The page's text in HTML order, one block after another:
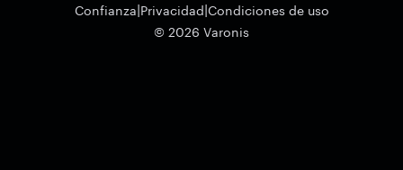
Confianza|Privacidad|Condiciones de uso
© 2026 Varonis